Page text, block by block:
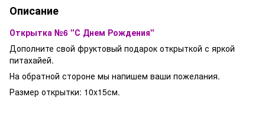
Описание
Открытка №6 "С Днем Рождения"
Дополните свой фруктовый подарок открыткой с яркой
питахайей.
На обратной стороне мы напишем ваши пожелания.
Размер открытки: 10x15см.